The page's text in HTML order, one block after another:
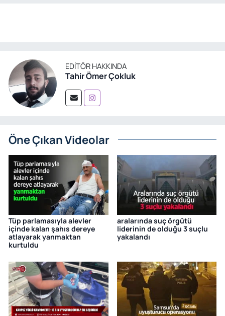
EDITÖR HAKKINDA
Tahir Ömer Çokluk
Öne Çıkan Videolar
Tüp parlamasıyla alevler
içinde kalan şahıs dereye
atlayarak yanmaktan
kurtuldu
aralarında suç örgütü
liderinin de olduğu 3 suçlu
yakalandı